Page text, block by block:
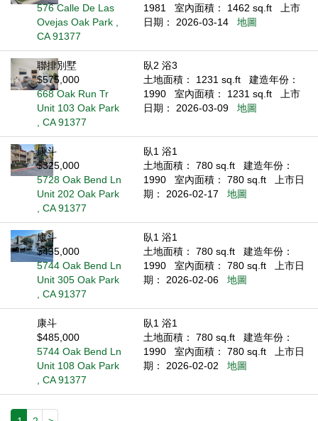
576 Calle De Las
Ovejas Oak Park ,
CA 91377
1981
室內面積： 1462 sq.ft
上市
日期： 2026-03-14
地圖
聯排別墅
$575,000
668 Oak Run Tr
Unit 103 Oak Park
, CA 91377
臥2 浴3
土地面積： 1231 sq.ft
建造年份：
1990
室內面積： 1231 sq.ft
上市
日期： 2026-03-09
地圖
康斗
$325,000
5728 Oak Bend Ln
Unit 202 Oak Park
, CA 91377
臥1 浴1
土地面積： 780 sq.ft
建造年份：
1990
室內面積： 780 sq.ft
上市日
期： 2026-02-17
地圖
康斗
$435,000
5744 Oak Bend Ln
Unit 305 Oak Park
, CA 91377
臥1 浴1
土地面積： 780 sq.ft
建造年份：
1990
室內面積： 780 sq.ft
上市日
期： 2026-02-06
地圖
康斗
$485,000
5744 Oak Bend Ln
Unit 108 Oak Park
, CA 91377
臥1 浴1
土地面積： 780 sq.ft
建造年份：
1990
室內面積： 780 sq.ft
上市日
期： 2026-02-02
地圖